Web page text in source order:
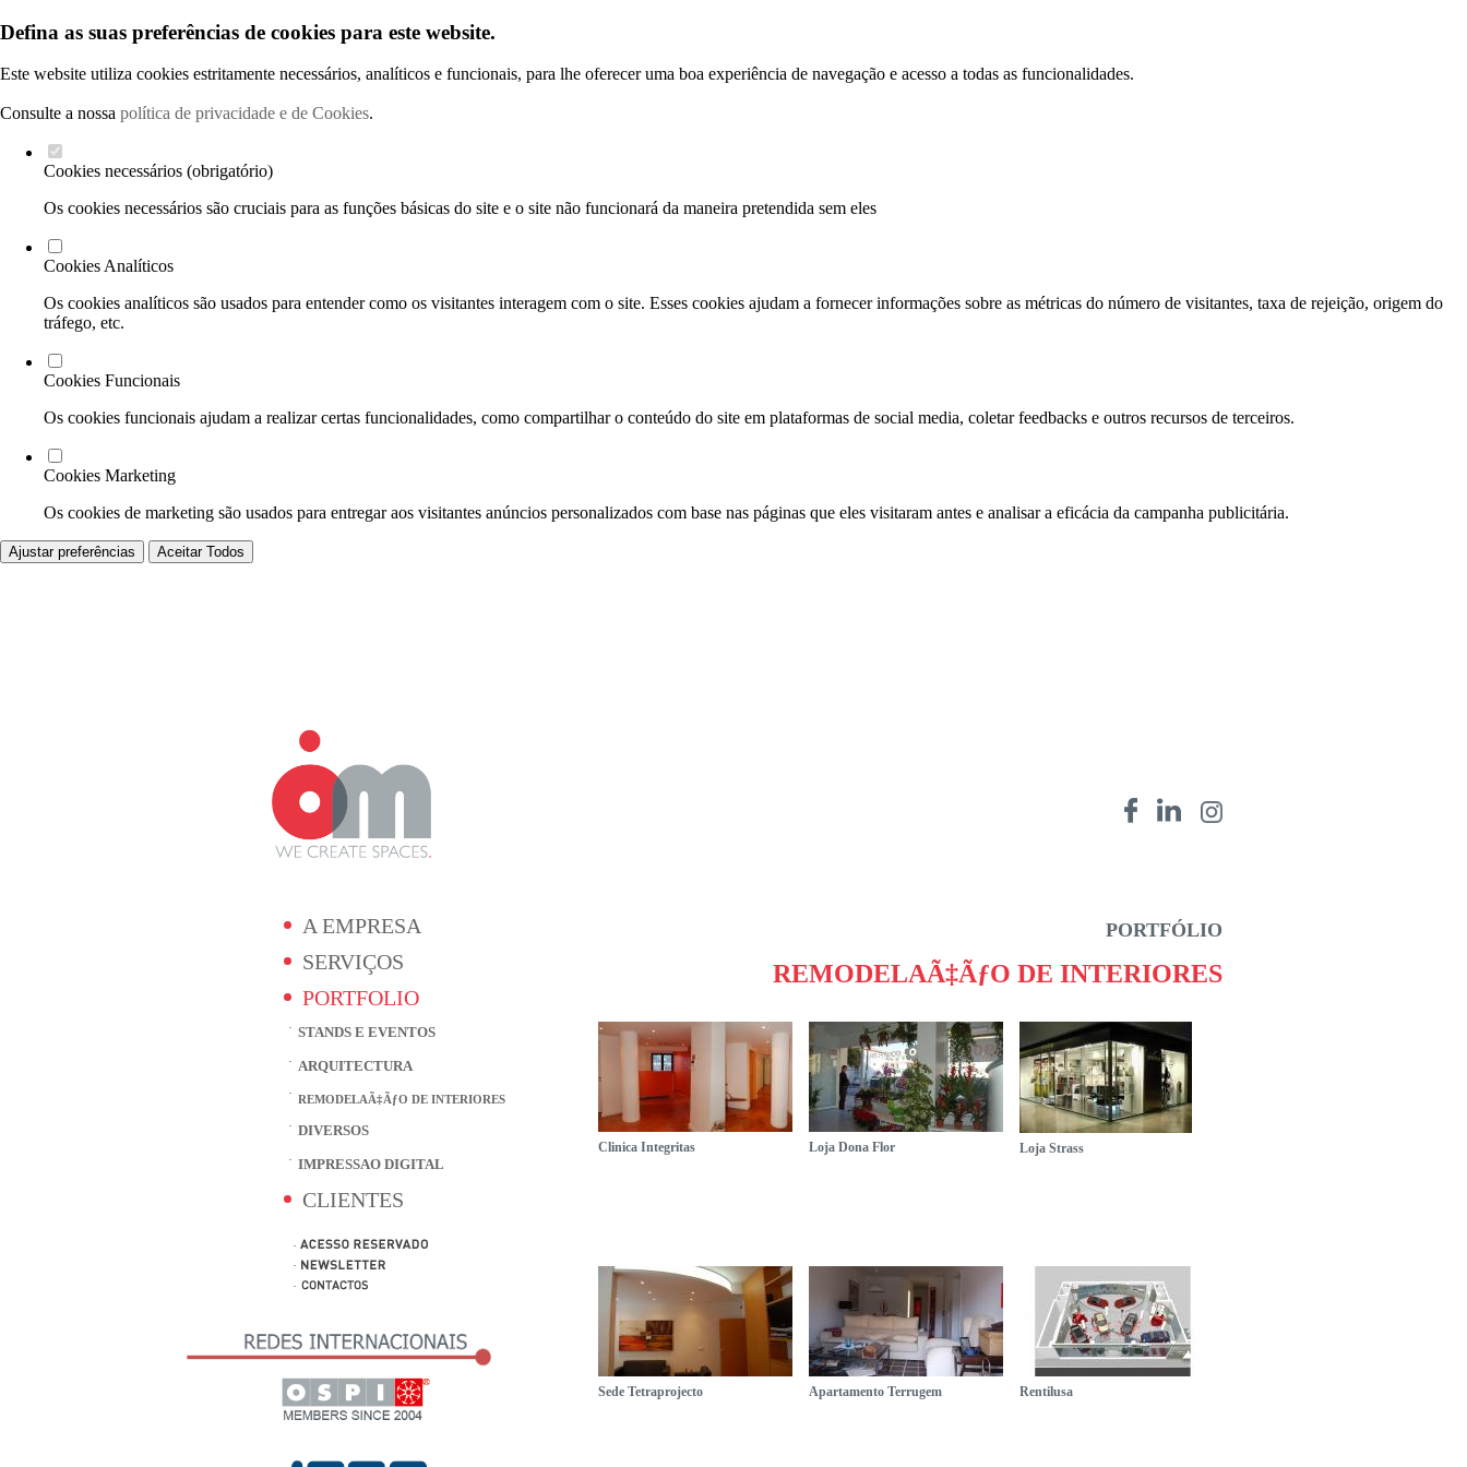
Defina as suas preferências de cookies para este website.
Este website utiliza cookies estritamente necessários, analíticos e funcionais, para lhe oferecer uma boa experiência de navegação e acesso a todas as funcionalidades.
Consulte a nossa política de privacidade e de Cookies.
Cookies necessários (obrigatório)
Os cookies necessários são cruciais para as funções básicas do site e o site não funcionará da maneira pretendida sem eles
Cookies Analíticos
Os cookies analíticos são usados para entender como os visitantes interagem com o site. Esses cookies ajudam a fornecer informações sobre as métricas do número de visitantes, taxa de rejeição, origem do
tráfego, etc.
Cookies Funcionais
Os cookies funcionais ajudam a realizar certas funcionalidades, como compartilhar o conteúdo do site em plataformas de social media, coletar feedbacks e outros recursos de terceiros.
Cookies Marketing
Os cookies de marketing são usados para entregar aos visitantes anúncios personalizados com base nas páginas que eles visitaram antes e analisar a eficácia da campanha publicitária.
Ajustar preferências Aceitar Todos
A EMPRESA
SERVIÇOS
PORTFOLIO
STANDS E EVENTOS
ARQUITECTURA
REMODELAÃ‡ÃƒO DE INTERIORES
DIVERSOS
IMPRESSAO DIGITAL
CLIENTES
PORTFÓLIO
REMODELAÃ‡ÃƒO DE INTERIORES
Clinica Integritas Loja Dona Flor Loja Strass
Sede Tetraprojecto Apartamento Terrugem Rentilusa